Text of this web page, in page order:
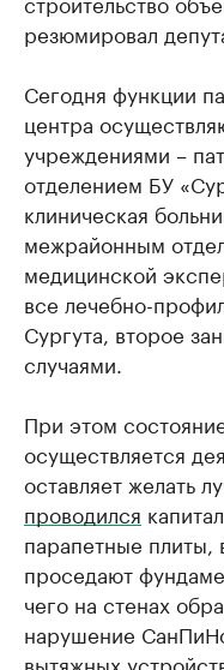
резюмировал
Сегодня функции
центра
учреждениями –
отделением БУ
клиническая
межрайонным
медицинской
все лечебно-
Сургута, второе
случаями.
При этом
осуществляется
оставляет желать
проводился
парапетные плиты,
проседают
чего на стенах
нарушение
вытяжных